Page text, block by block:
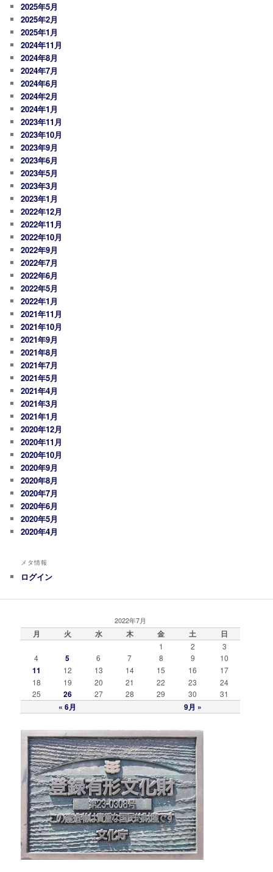
2025年5月
2025年2月
2025年1月
2024年11月
2024年8月
2024年7月
2024年6月
2024年2月
2024年1月
2023年11月
2023年10月
2023年9月
2023年6月
2023年5月
2023年3月
2023年1月
2022年12月
2022年11月
2022年10月
2022年9月
2022年7月
2022年6月
2022年5月
2022年1月
2021年11月
2021年10月
2021年9月
2021年8月
2021年7月
2021年5月
2021年4月
2021年3月
2021年1月
2020年12月
2020年11月
2020年10月
2020年9月
2020年8月
2020年7月
2020年6月
2020年5月
2020年4月
メタ情報
ログイン
2022年7月
月 火 水 木 金 土 日
« 6月 9月 »
1 2
3
4
5 6 7 8 9 10
11 12 13 14 15 16
17
18
19 20 21 22 23
24
25
26 27 28 29 30 31